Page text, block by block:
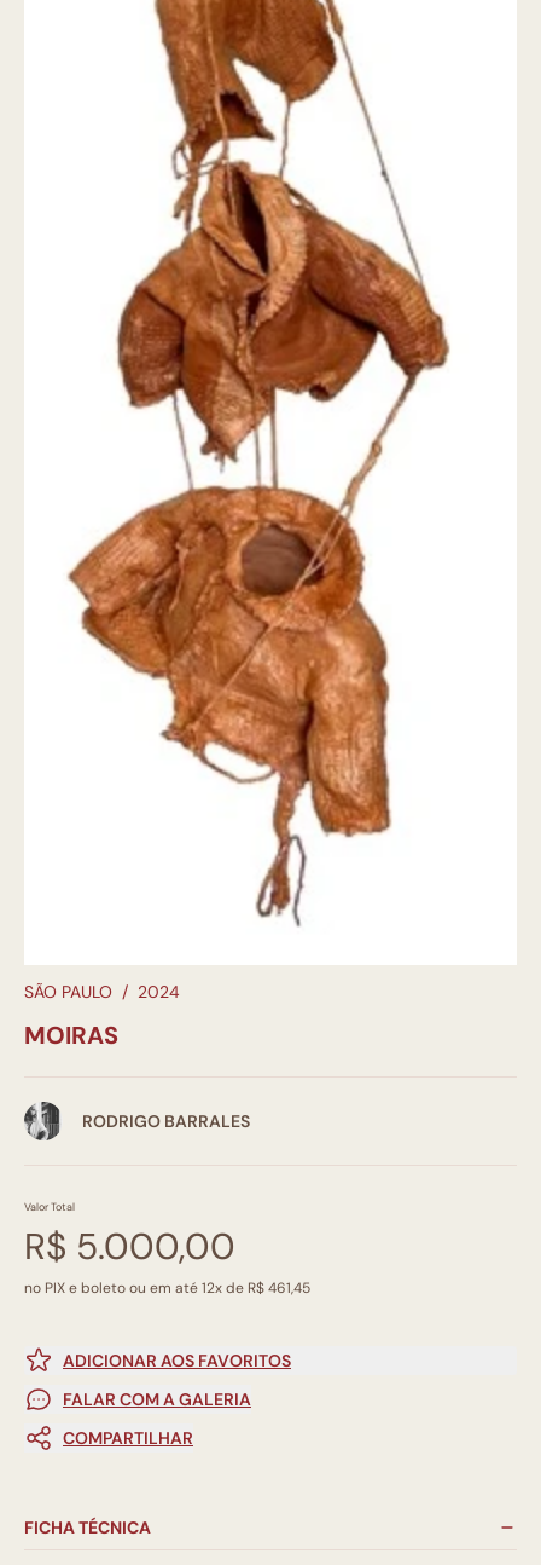
SÃO PAULO / 2024
MOIRAS
RODRIGO BARRALES
Valor Total
R$ 5.000,00
no PIX e boleto ou em até 12x de R$ 461,45
ADICIONAR AOS FAVORITOS
FALAR COM A GALERIA
COMPARTILHAR
FICHA TÉCNICA